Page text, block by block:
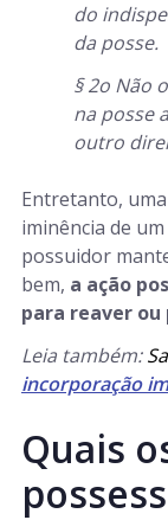
do
da posse.
§ 2o Não
na posse
outro
Entretanto,
iminência de
possuidor
bem, a ação
para reaver
Leia também:
incorporação
Quais